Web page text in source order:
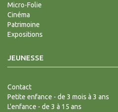
Micro-Folie
Cinéma
Patrimoine
Expositions
JEUNESSE
Contact
Petite enfance - de 3 mois à 3 ans
L'enfance - de 3 à 15 ans